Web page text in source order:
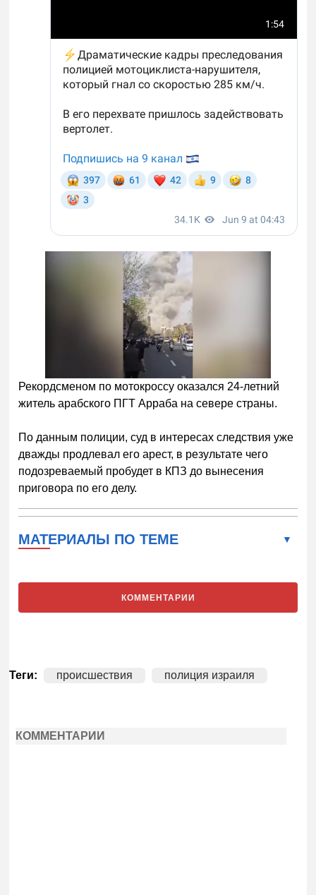
Рекордсменом по мотокроссу оказался 24-летний
житель арабского ПГТ Арраба на севере страны.
По данным полиции, суд в интересах следствия уже
дважды продлевал его арест, в результате чего
подозреваемый пробудет в КПЗ до вынесения
приговора по его делу.
МАТЕРИАЛЫ ПО ТЕМЕ
КОММЕНТАРИИ
Теги: происшествия полиция израиля
КОММЕНТАРИИ